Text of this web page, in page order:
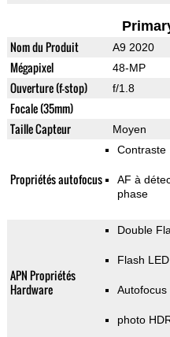
Nom du Produit A9 2020
Mégapixel 48-MP
Ouverture (f-stop) f/1.8
Focale (35mm)
Taille Capteur Moyen
Propriétés autofocus
Contraste
AF à
phase
APN Propriétés
Hardware
Double
Flash LED
Autofocus
photo